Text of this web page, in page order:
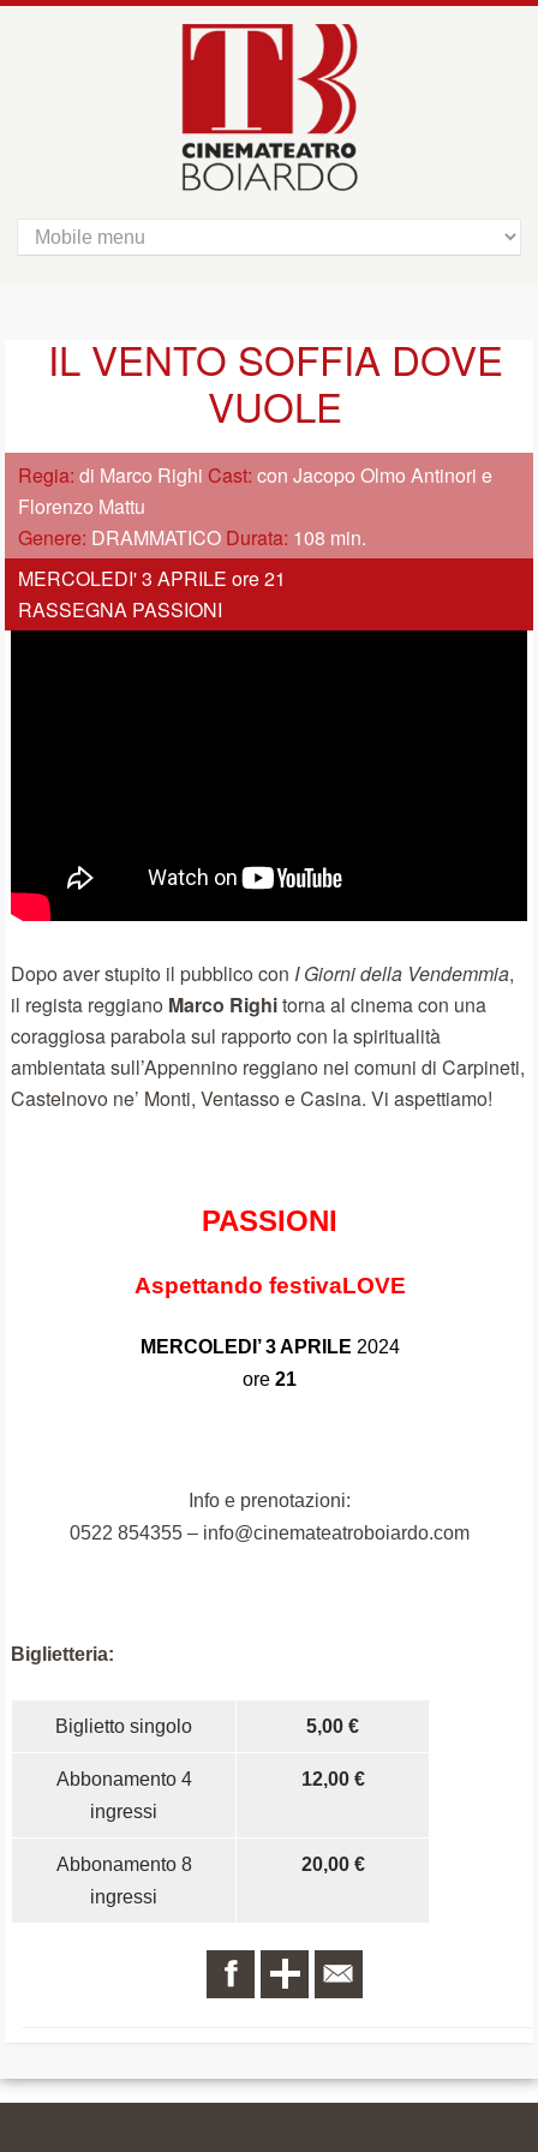
IL VENTO SOFFIA DOVE
VUOLE
Regia:di Marco Righi Cast:con Jacopo Olmo Antinori e
Florenzo Mattu
Genere: DRAMMATICO Durata: 108 min.
MERCOLEDI' 3 APRILE ore 21
RASSEGNA PASSIONI
Dopo aver stupito il pubblico con I Giorni della Vendemmia,
il regista reggiano Marco Righitorna al cinema con una
coraggiosa parabola sul rapporto con la spiritualità
ambientata sull’Appennino reggiano nei comuni di Carpineti,
Castelnovo ne’ Monti, Ventasso e Casina.Vi aspettiamo!
PASSIONI
Aspettando festivaLOVE
MERCOLEDI’ 3 APRILE 2024
ore 21
Info e prenotazioni:
0522 854355 – info@cinemateatroboiardo.com
Biglietteria:
Biglietto singolo 5,00 €
Abbonamento 4
ingressi
12,00 €
Abbonamento 8
ingressi
20,00 €